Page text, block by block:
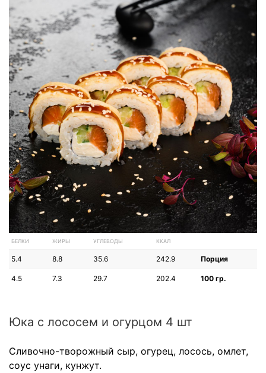
БЕЛКИ ЖИРЫ УГЛЕВОДЫ ККАЛ
5.4 8.8 35.6 242.9 Порция
4.5 7.3 29.7 202.4 100 гр.
Юка с лососем и огурцом 4 шт
Сливочно-творожный сыр, огурец, лосось, омлет,
соус унаги, кунжут.